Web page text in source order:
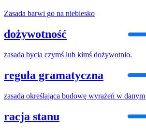
Zasada barwi go na niebiesko
dożywotność
zasada bycia czymś lub kimś dożywotnio.
reguła gramatyczna
zasada określająca budowę wyrażeń w
racja stanu